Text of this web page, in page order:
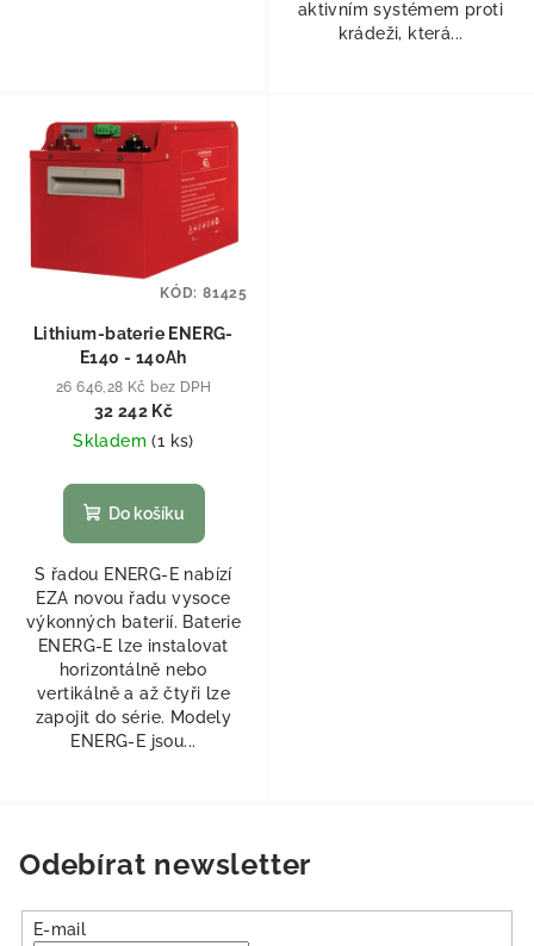
aktivním systémem proti
krádeži, která...
Lithium-baterie ENERG-
E140 - 140Ah
26 646,28 Kč bez DPH
32 242 Kč
Skladem(1 ks)
Do košíku
S řadou ENERG-E nabízí
EZA novou řadu vysoce
výkonných baterií. Baterie
ENERG-E lze instalovat
horizontálně nebo
vertikálně a až čtyři lze
zapojit do série. Modely
ENERG-E jsou...
KÓD: 81425
Odebírat newsletter
E-mail